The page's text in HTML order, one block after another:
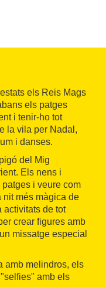
els Reis Mags
els patges
i tenir-ho tot
la vila per Nadal,
i danses.
del Mig
Els nens i
i veure com
nit més màgica de
activitats de tot
crear figures amb
missatge especial
amb melindros, els
amb els